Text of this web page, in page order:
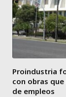
Proindustria
con obras
de empleos